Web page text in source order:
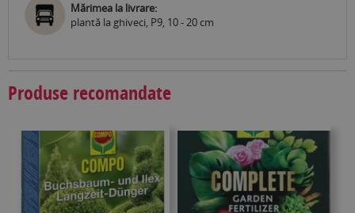
Mărimea la livrare:
plantă la ghiveci, P9, 10 - 20 cm
Produse recomandate